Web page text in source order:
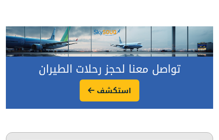
تواصل معنا لحجز رحلات الطيران
استكشف